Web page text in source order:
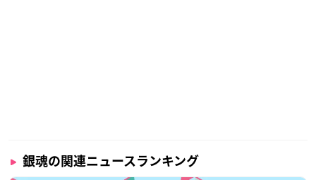
銀魂の関連ニュースランキング